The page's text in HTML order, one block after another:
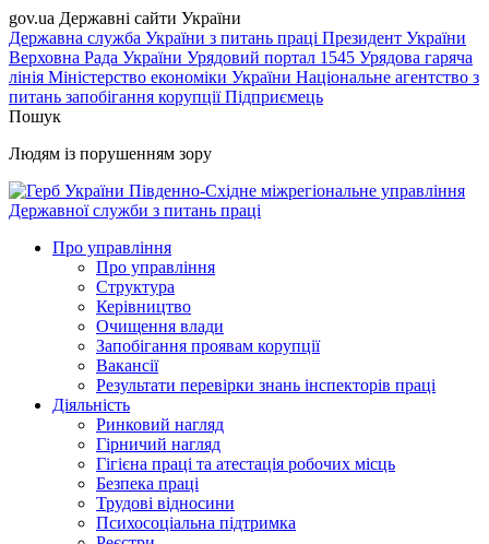
gov.ua Державні сайти України
Державна служба України з питань праці Президент України
Верховна Рада України Урядовий портал 1545 Урядова гаряча
лінія Міністерство економіки України Національне агентство з
питань запобігання корупціїПідприємець
Пошук
Людям із порушенням зору
Південно-Східне міжрегіональне управління
Державної служби з питань праці
Про управління
Про управління
Структура
Керівництво
Очищення влади
Запобігання проявам корупції
Вакансії
Результати перевірки знань інспекторів праці
Діяльність
Ринковий нагляд
Гірничий нагляд
Гігієна праці та атестація робочих місць
Безпека праці
Трудові відносини
Психосоціальна підтримка